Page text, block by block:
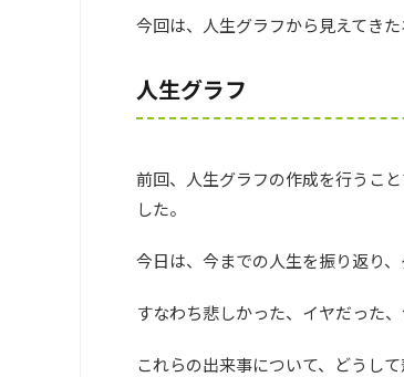
今回は、人生グラフから見えてき
人生グラフ
前回、人生グラフの作成を行うこ
した。
今日は、今までの人生を振り返り
すなわち悲しかった、イヤだった
これらの出来事について、どうし